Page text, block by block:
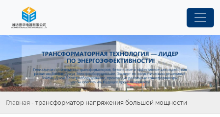
Главная - трансформатор напряжения большой мощности